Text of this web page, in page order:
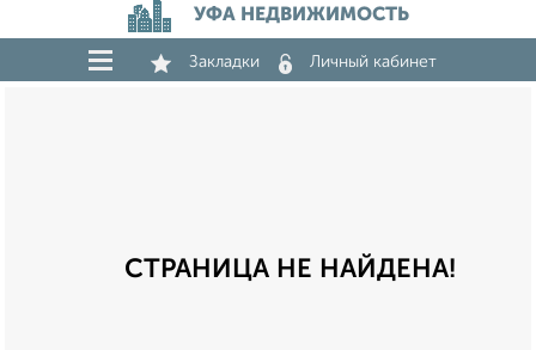
УФА НЕДВИЖИМОСТЬ
Закладки Личный кабинет
СТРАНИЦА НЕ НАЙДЕНА!